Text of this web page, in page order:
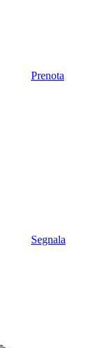
Prenota
Segnala